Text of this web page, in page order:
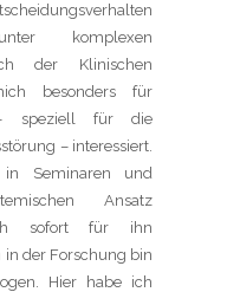
komplexen
der Klinischen
besonders für
– speziell für die
– interessiert.
Seminaren und
Ansatz
sofort für ihn
in der Forschung bin
Hier habe ich